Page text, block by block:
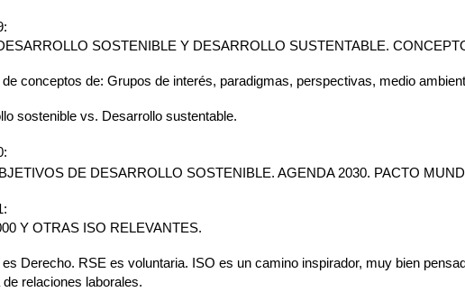
SOSTENIBLE Y DESARROLLO SUSTENTABLE.
de conceptos de: Grupos de interés, paradigmas, perspectivas, medio
sostenible vs. Desarrollo sustentable.
DE DESARROLLO SOSTENIBLE. AGENDA 2030. PACTO
Y OTRAS ISO RELEVANTES.
es Derecho. RSE es voluntaria. ISO es un camino inspirador, muy bien
relaciones laborales.